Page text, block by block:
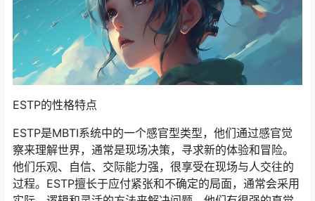
ESTP的性格特点
ESTP是MBTI系统中的一个感官型类型，他们通过感官觉
察来理解世界，通常是现场决策，寻求新的体验和冒险。
他们乐观、自信、交际能力强，很享受在现场与人交往的
过程。ESTP擅长于应付紧张和不确定的局面，通常会采用